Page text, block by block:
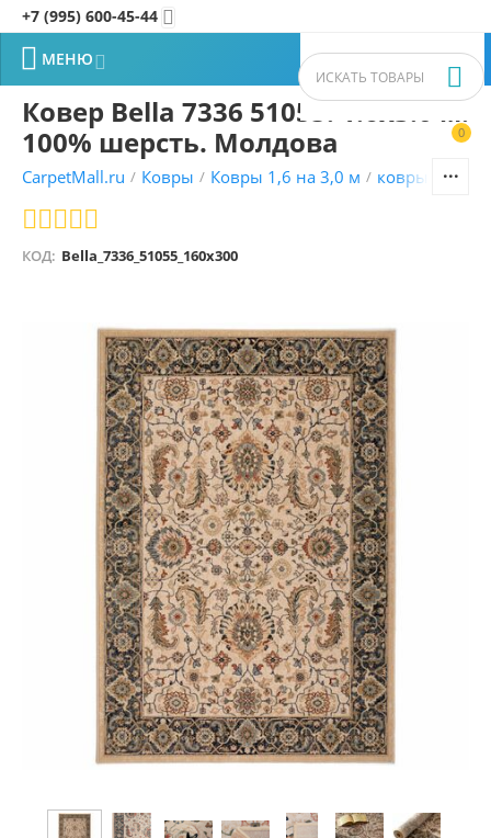
+7 (995) 600-45-44 
0


 МЕНЮ
Ковер Bella 7336 51055. 1.6x3.0 м.
100% шерсть. Молдова
CarpetMall.ru / Ковры / Ковры 1,6 на 3,0 м / ковры
КОД: Bella_7336_51055_160x300